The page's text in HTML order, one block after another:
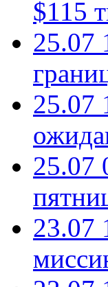
$115
25.07
25.07
25.07
23.07